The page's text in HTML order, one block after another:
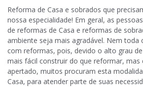
Reforma de Casa e sobrados que
nossa especialidade! Em geral, as
de reformas de Casa e reformas de
ambiente seja mais agradável. Nem toda
com reformas, pois, devido o alto grau
mais fácil construir do que reformar,
apertado, muitos procuram esta
Casa, para atender parte de suas